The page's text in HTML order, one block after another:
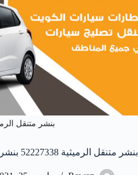
بنشر متنقل
بنشر متنقل الرميثية 52227338 بنشر الرميثية كراج متنقل